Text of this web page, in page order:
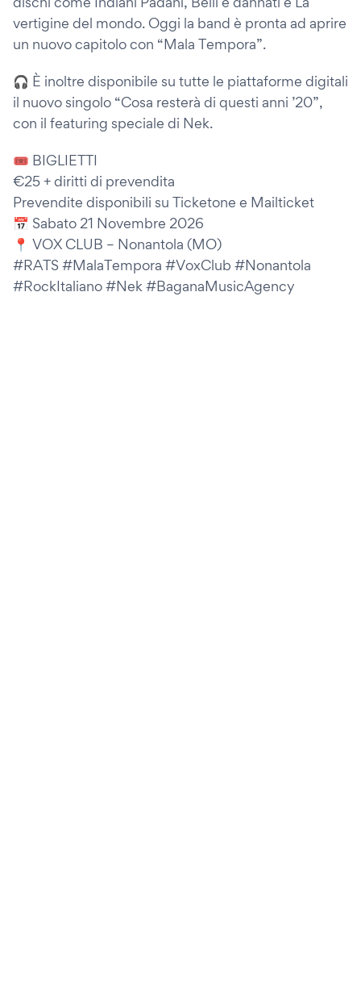
vertigine del mondo. Oggi la band è pronta ad aprire
un nuovo capitolo con “Mala Tempora”.
🎧 È inoltre disponibile su tutte le piattaforme digitali
il nuovo singolo “Cosa resterà di questi anni ’20”,
con il featuring speciale di Nek.
🎟️ BIGLIETTI
€25 + diritti di prevendita
Prevendite disponibili su Ticketone e Mailticket
📅 Sabato 21 Novembre 2026
📍 VOX CLUB – Nonantola (MO)
#RATS #MalaTempora #VoxClub #Nonantola
#RockItaliano #Nek #BaganaMusicAgency